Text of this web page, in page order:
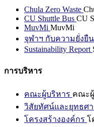
Chula Zero Waste
CU Shuttle Bus CU
MuvMi MuvMi
จุฬาฯ กับความยั่งยืน
Sustainability Report
การบริหาร
คณะผู้บริหาร คณะ
วิสัยทัศน์และยุทธศ
โครงสร้างองค์กร โ